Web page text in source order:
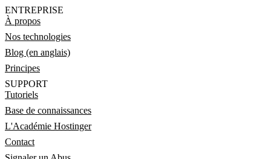
ENTREPRISE
À propos
Nos technologies
Blog (en anglais)
Principes
SUPPORT
Tutoriels
Base de connaissances
L'Académie Hostinger
Contact